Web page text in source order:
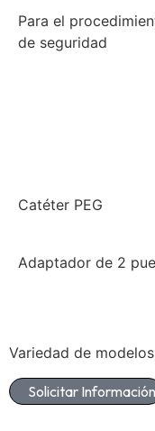
Para el
de seguridad
Catéter PEG
Adaptador de 2
Variedad de
Solicitar Información